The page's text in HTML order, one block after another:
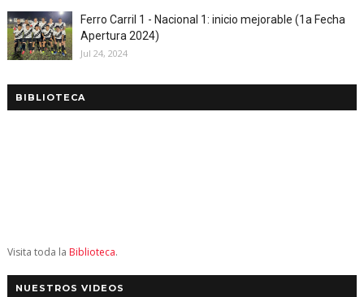
Ferro Carril 1 - Nacional 1: inicio mejorable (1a Fecha
Apertura 2024)
Jul 24, 2024
BIBLIOTECA
Visita toda la Biblioteca.
NUESTROS VIDEOS